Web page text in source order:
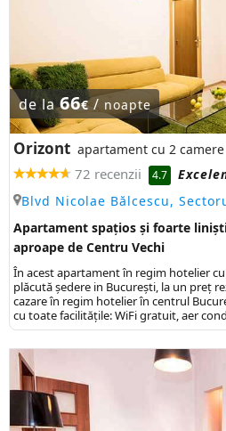
de la66€/ noapte
Orizont apartament cu 2 camere
72 recenzii 4.7
Blvd Nicolae Bălcescu,
Apartament spațios și foarte
aproape de Centru Vechi
În acest apartament în regim hotelier cu
plăcută ședere in București, la un preț
cazare în regim hotelier în centrul
cu toate facilitățile: WiFi gratuit, aer